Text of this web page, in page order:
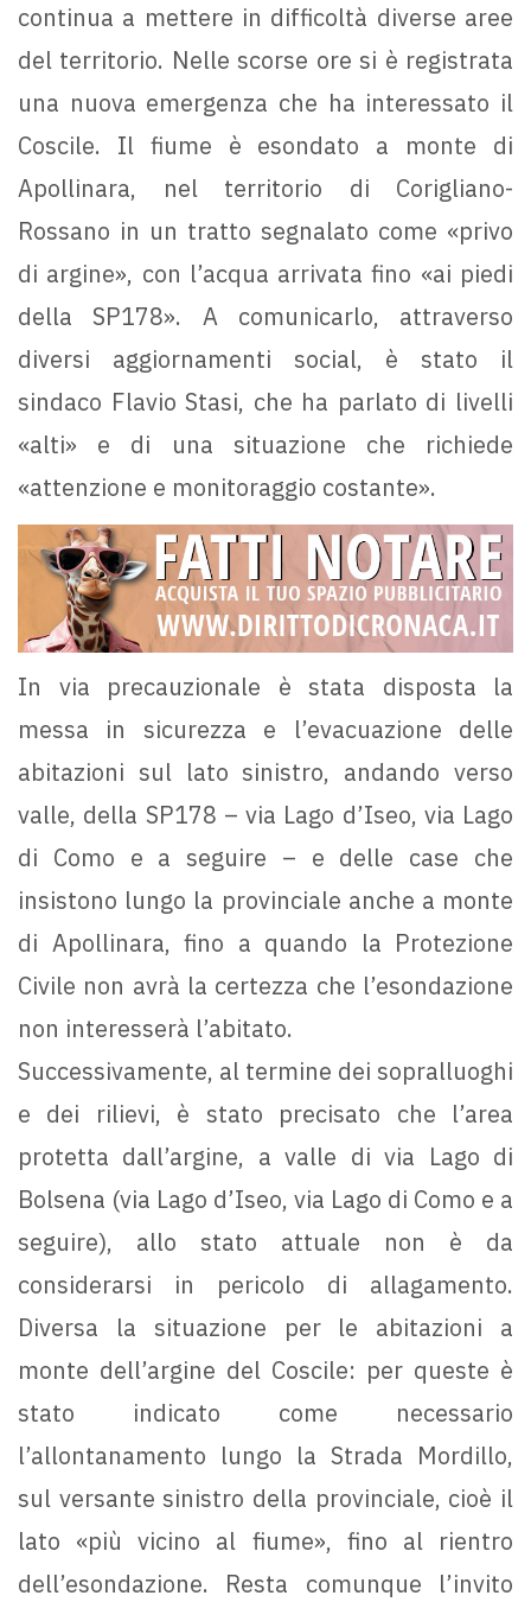
continua a mettere in difficoltà diverse aree
del territorio. Nelle scorse ore si è registrata
una nuova emergenza che ha interessato il
Coscile. Il fiume è esondato a monte di
Apollinara, nel territorio di Corigliano-
Rossano in un tratto segnalato come «privo
di argine», con l’acqua arrivata fino «ai piedi
della SP178». A comunicarlo, attraverso
diversi aggiornamenti social, è stato il
sindaco Flavio Stasi, che ha parlato di livelli
«alti» e di una situazione che richiede
«attenzione e monitoraggio costante».
In via precauzionale è stata disposta la
messa in sicurezza e l’evacuazione delle
abitazioni sul lato sinistro, andando verso
valle, della SP178 – via Lago d’Iseo, via Lago
di Como e a seguire – e delle case che
insistono lungo la provinciale anche a monte
di Apollinara, fino a quando la Protezione
Civile non avrà la certezza che l’esondazione
non interesserà l’abitato.
Successivamente, al termine dei sopralluoghi
e dei rilievi, è stato precisato che l’area
protetta dall’argine, a valle di via Lago di
Bolsena (via Lago d’Iseo, via Lago di Como e a
seguire), allo stato attuale non è da
considerarsi in pericolo di allagamento.
Diversa la situazione per le abitazioni a
monte dell’argine del Coscile: per queste è
stato indicato come necessario
l’allontanamento lungo la Strada Mordillo,
sul versante sinistro della provinciale, cioè il
lato «più vicino al fiume», fino al rientro
dell’esondazione. Resta comunque l’invito